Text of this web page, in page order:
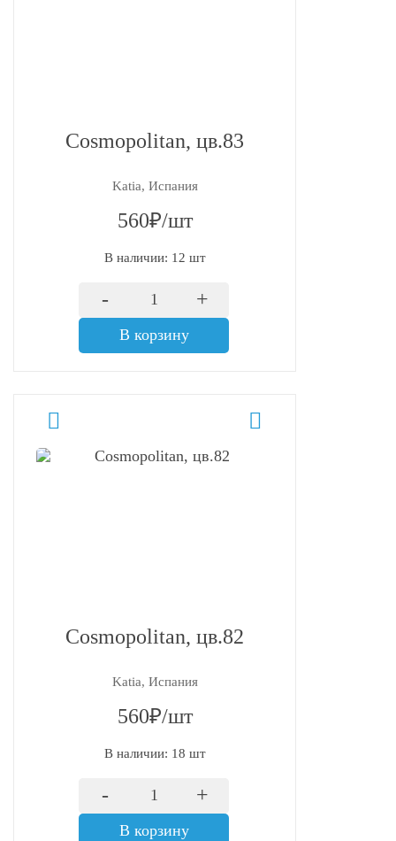
Cosmopolitan, цв.83
Katia, Испания
560₽/шт
В наличии: 12 шт
- +
В корзину
Cosmopolitan, цв.82
Katia, Испания
560₽/шт
В наличии: 18 шт
- +
В корзину